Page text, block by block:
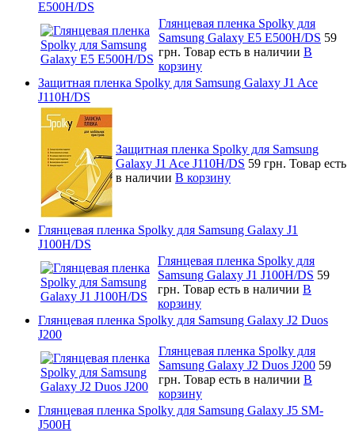
E500H/DS
Глянцевая пленка Spolky для
Samsung Galaxy E5 E500H/DS 59
грн. Товар есть в наличии В
корзину
Защитная пленка Spolky для Samsung Galaxy J1 Ace
J110H/DS
Защитная пленка Spolky для Samsung
Galaxy J1 Ace J110H/DS 59 грн. Товар есть
в наличии В корзину
Глянцевая пленка Spolky для Samsung Galaxy J1
J100H/DS
Глянцевая пленка Spolky для
Samsung Galaxy J1 J100H/DS 59
грн. Товар есть в наличии В
корзину
Глянцевая пленка Spolky для Samsung Galaxy J2 Duos
J200
Глянцевая пленка Spolky для
Samsung Galaxy J2 Duos J200 59
грн. Товар есть в наличии В
корзину
Глянцевая пленка Spolky для Samsung Galaxy J5 SM-
J500H